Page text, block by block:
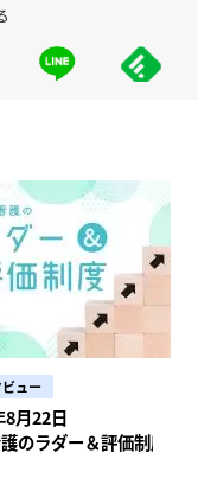
まれる前から人生最期
ュー
8月22日
のラダー＆評価制度